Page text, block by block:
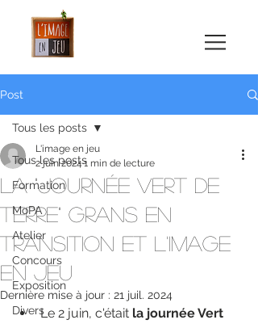
Post
Tous les posts
Formation
MoPA
Atelier
Concours
Exposition
Divers
Tous les posts
La "journée Vert de
terre" Grans en
transition et l'Image
en jeu
L'image en jeu
2 juin 20241 min de lecture
Dernière mise à jour : 21 juil. 2024
Le 2 juin, c'était la journée Vert